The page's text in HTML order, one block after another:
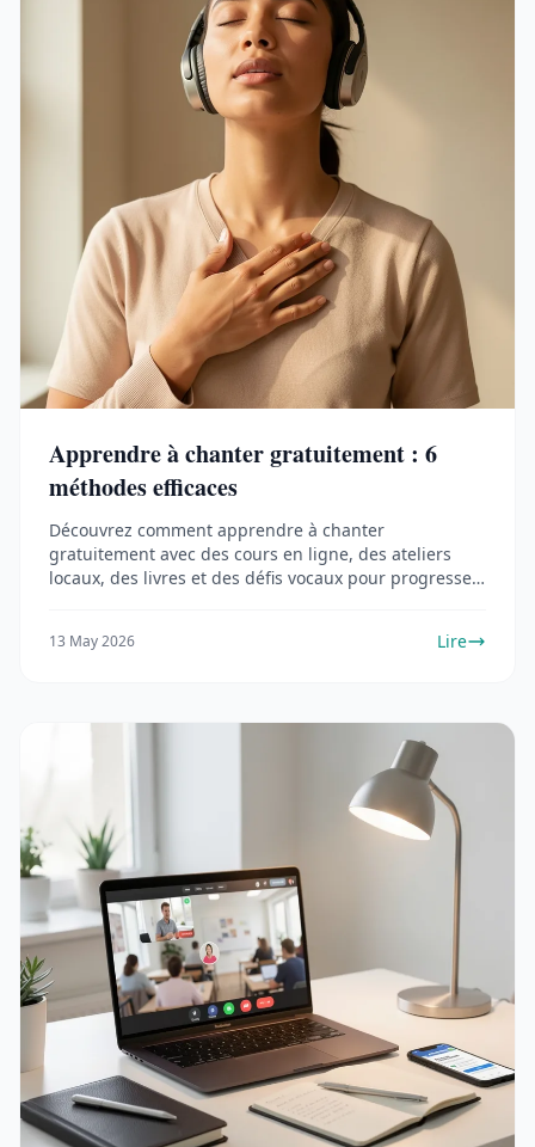
Apprendre à chanter gratuitement : 6
méthodes efficaces
Découvrez comment apprendre à chanter
gratuitement avec des cours en ligne, des ateliers
locaux, des livres et des défis vocaux pour progresser
13 May 2026 Lire